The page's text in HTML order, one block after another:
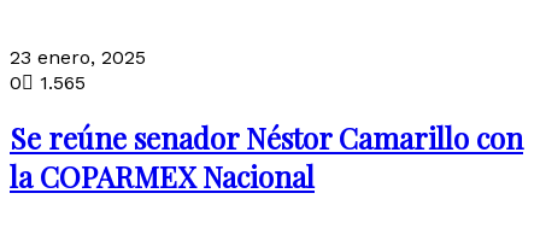
23 enero, 2025
0
1.565
Se reúne senador Néstor Camarillo con
la COPARMEX Nacional